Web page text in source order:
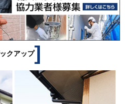
クアップ]